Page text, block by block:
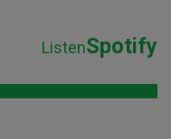
ListenSpotify